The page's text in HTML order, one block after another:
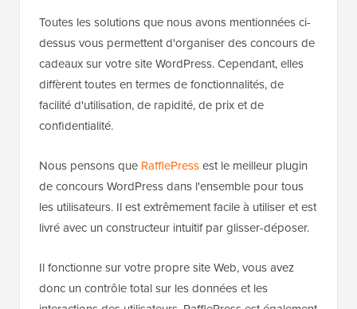
Toutes les solutions que nous avons mentionnées ci-
dessus vous permettent d'organiser des concours de
cadeaux sur votre site WordPress. Cependant, elles
diffèrent toutes en termes de fonctionnalités, de
facilité d'utilisation, de rapidité, de prix et de
confidentialité.
Nous pensons que RafflePressest le meilleur plugin
de concours WordPress dans l'ensemble pour tous
les utilisateurs. Il est extrêmement facile à utiliser et est
livré avec un constructeur intuitif par glisser-déposer.
Il fonctionne sur votre propre site Web, vous avez
donc un contrôle total sur les données et les